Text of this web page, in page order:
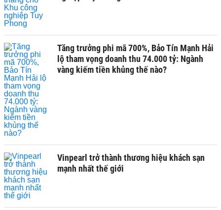
Tăng trưởng phi mã 700%, Bảo Tín Mạnh Hải
lộ tham vọng doanh thu 74.000 tỷ: Ngành
vàng kiếm tiền khủng thế nào?
Vinpearl trở thành thương hiệu khách sạn
mạnh nhất thế giới